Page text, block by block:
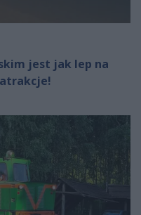
jest jak lep na